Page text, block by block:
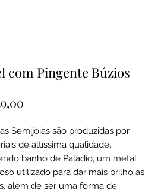
com Pingente Búzios
Semijoias são produzidas por
de altíssima qualidade,
banho de Paládio, um metal
utilizado para dar mais brilho as
além de ser uma forma de